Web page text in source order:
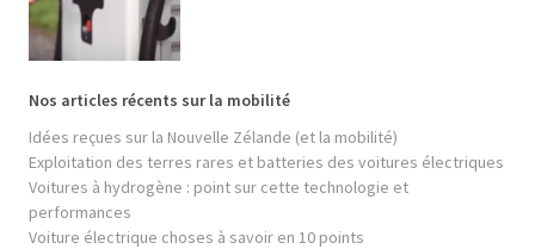
Nos articles récents sur la mobilité
Idées reçues sur la Nouvelle Zélande (et la mobilité)
Exploitation des terres rares et batteries des voitures électriques
Voitures à hydrogène : point sur cette technologie et
performances
Voiture électrique choses à savoir en 10 points